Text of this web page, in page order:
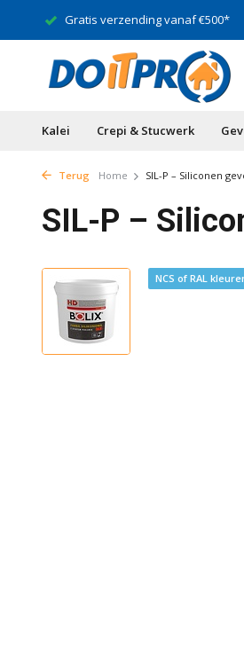
Gratis verzending vanaf €500*
Kalei Crepi & Stucwerk
Terug Home SIL-P – Siliconen
SIL-P –
NCS of RAL